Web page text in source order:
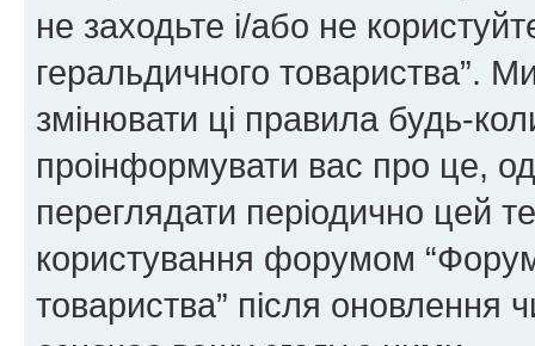
не заходьте і/або не
геральдичного товариства”.
змінювати ці правила будь-
проінформувати вас про це,
переглядати періодично цей
користування форумом
товариства” після оновлення